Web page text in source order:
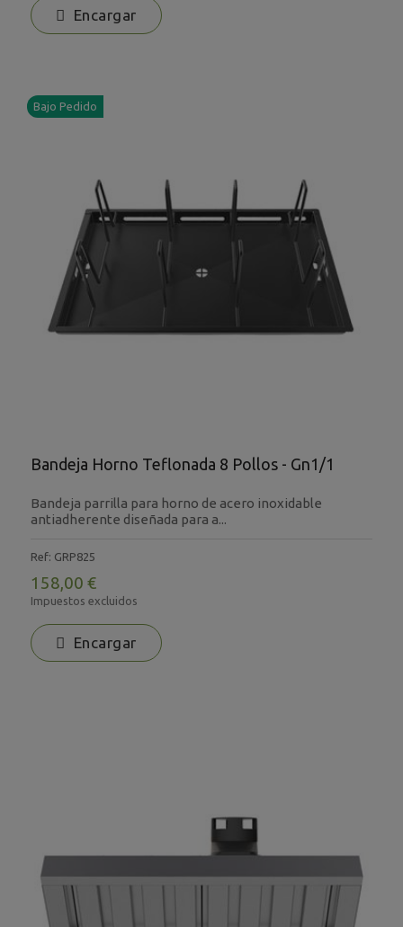
Encargar
Bandeja Horno Teflonada 8 Pollos - Gn1/1
Bandeja parrilla para horno de acero inoxidable
antiadherente diseñada para a...
Ref: GRP825
158,00 €
Impuestos excluidos
Encargar
Bajo Pedido